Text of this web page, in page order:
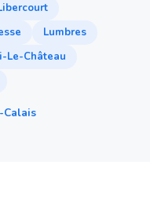
Lumbres
Le-Château
Calais